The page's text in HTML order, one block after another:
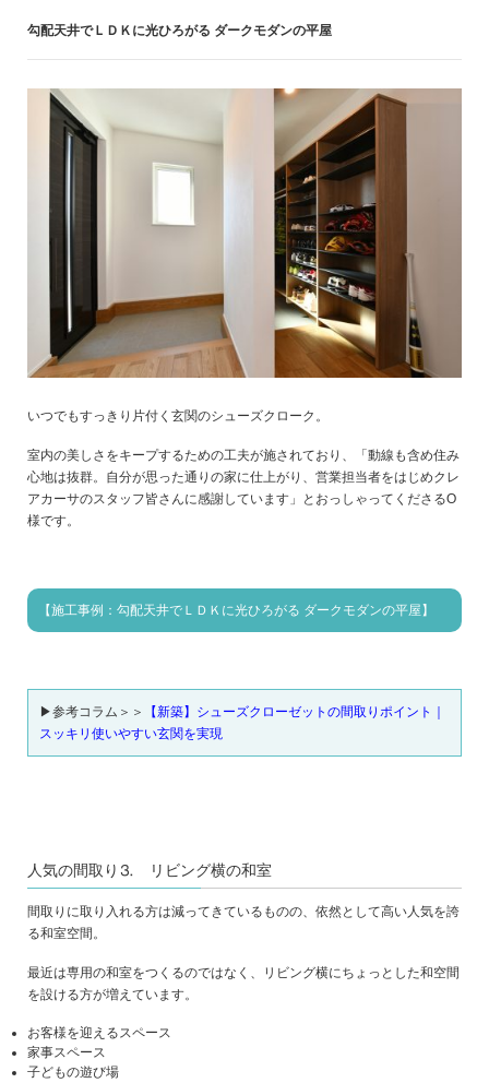
勾配天井でＬＤＫに光ひろがる ダークモダンの平屋
いつでもすっきり片付く玄関のシューズクローク。
室内の美しさをキープするための工夫が施されており、「動線も含め住み
心地は抜群。自分が思った通りの家に仕上がり、営業担当者をはじめクレ
アカーサのスタッフ皆さんに感謝しています」とおっしゃってくださるO
様です。
【施工事例：勾配天井でＬＤＫに光ひろがる ダークモダンの平屋】
▶参考コラム＞＞
【新築】シューズクローゼットの間取りポイント｜
スッキリ使いやすい玄関を実現
人気の間取り⒊ リビング横の和室
間取りに取り入れる方は減ってきているものの、依然として高い人気を誇
る和室空間。
最近は専用の和室をつくるのではなく、リビング横にちょっとした和空間
を設ける方が増えています。
お客様を迎えるスペース
家事スペース
子どもの遊び場